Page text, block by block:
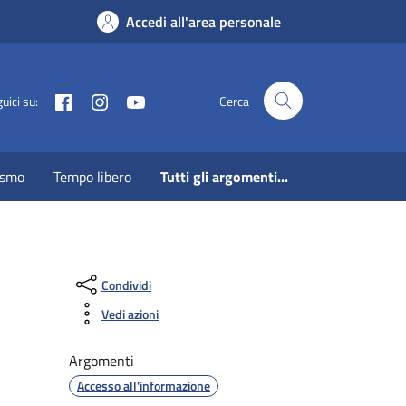
Accedi all'area personale
su: FacebookInstagram Cerca
Tempo libero Tutti gli argomenti...
Condividi
Vedi azioni
Argomenti
Accesso all'informazione